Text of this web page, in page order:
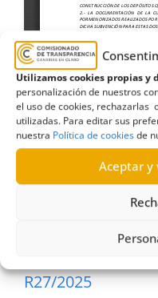
Utilizamos cookies propias y
personalización de nuestros
el uso de cookies, rechazarlas
utilizadas. Para editar sus
nuestra Política de cookiesde
Aceptar y
agua de riego,
Barlovento,
La Tosca,
Terminación
R27/2025